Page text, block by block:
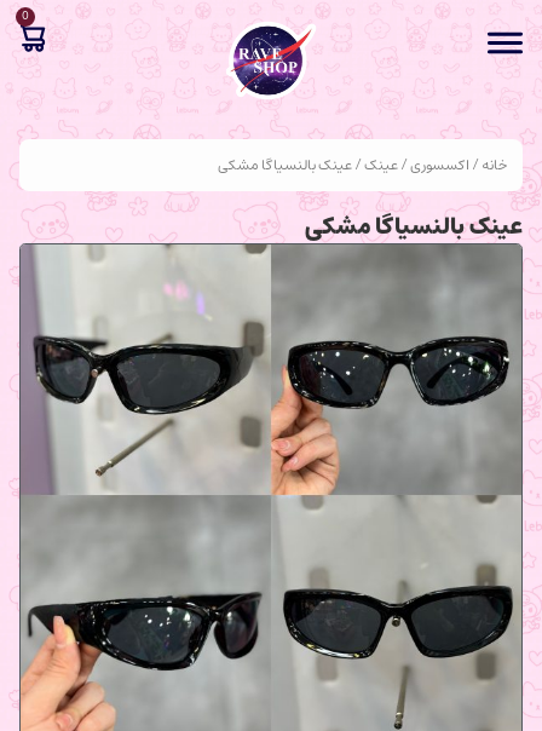
0
خانه/اکسسوری/عینک/ عینک بالنسیاگا مشکی
عینک بالنسیاگا مشکی